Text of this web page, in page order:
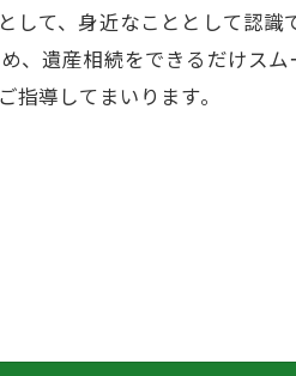
て、身近なこととして認
遺産相続をできるだけス
導してまいります。